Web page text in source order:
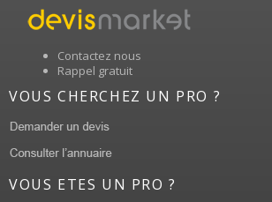
Contactez nous
Rappel gratuit
VOUS CHERCHEZ UN PRO ?
VOUS ETES UN PRO ?